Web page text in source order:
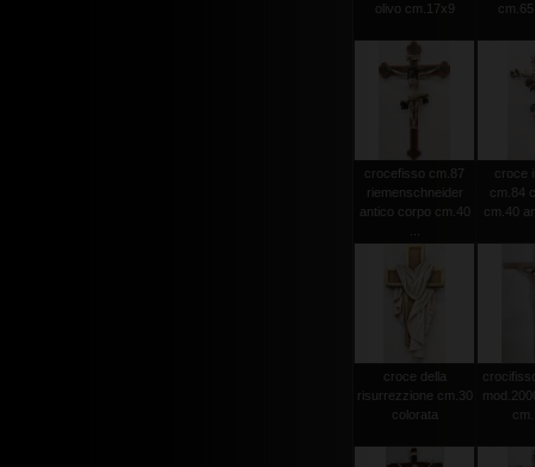
olivo cm.17x9
crocefisso cm.87
riemenschneider
antico corpo cm.40
croce
cm.84
cm.40
croce della
risurrezzione cm.30
colorata